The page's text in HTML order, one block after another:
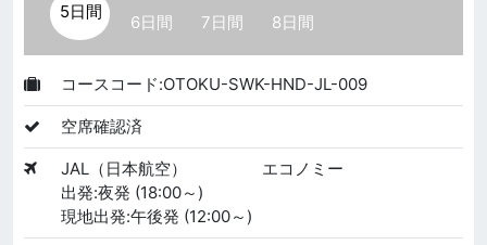
5日間
6日間 7日間 8日間
コースコード:OTOKU-SWK-HND-JL-009
空席確認済
JAL（日本航空）
エコノミー
出発:夜発 (18:00～)
現地出発:午後発 (12:00～)